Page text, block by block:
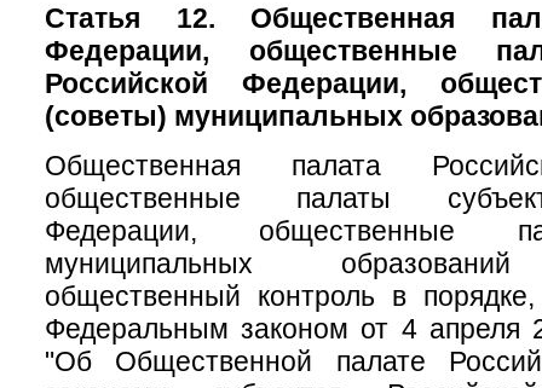
Статья 12. Общественная
Федерации, общественные
Российской Федерации,
(советы) муниципальных
Общественная палата
общественные палаты
Федерации, общественные
муниципальных
общественный контроль в
Федеральным законом от 4 апреля
"Об Общественной палате